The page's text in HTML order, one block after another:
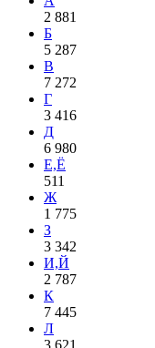
2 881
Б
5 287
В
7 272
Г
3 416
Д
6 980
Е,Ё
511
Ж
1 775
З
3 342
И,Й
2 787
К
7 445
Л
3 621